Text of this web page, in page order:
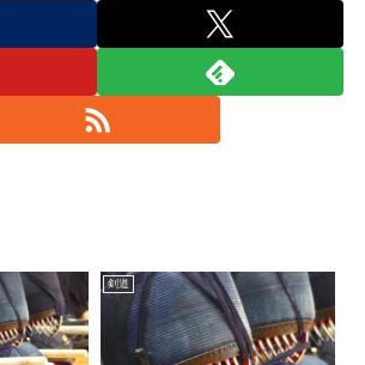
剣道